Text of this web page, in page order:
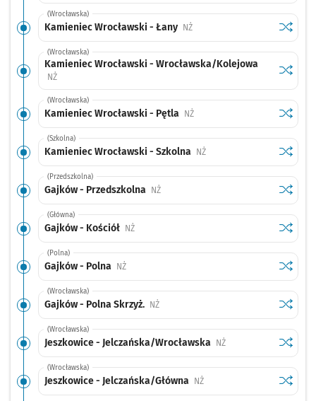
(Wrocławska)
Kamieniec Wrocławski - Łany NŻPrzystanek na życzenie
(Wrocławska)
Kamieniec Wrocławski - Wrocławska/Kolejowa
NŻPrzystanek na życzenie
(Wrocławska)
Kamieniec Wrocławski - Pętla NŻPrzystanek na życzenie
(Szkolna)
Kamieniec Wrocławski - Szkolna NŻPrzystanek na życzenie
(Przedszkolna)
Gajków - Przedszkolna NŻPrzystanek na życzenie
(Główna)
Gajków - Kościół NŻPrzystanek na życzenie
(Polna)
Gajków - Polna NŻPrzystanek na życzenie
(Wrocławska)
Gajków - Polna Skrzyż. NŻPrzystanek na życzenie
(Wrocławska)
Jeszkowice - Jelczańska/Wrocławska NŻPrzystanek na życzenie
(Wrocławska)
Jeszkowice - Jelczańska/Główna NŻPrzystanek na życzenie